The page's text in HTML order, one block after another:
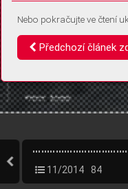
11/2014 84
Nebo pokračujte ve čtení
Předchozí článek